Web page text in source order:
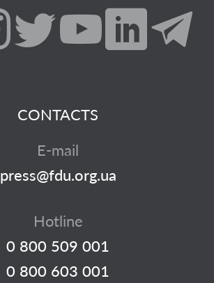
CONTACTS
E-mail
press@fdu.org.ua
Hotline
0 800 509 001
0 800 603 001